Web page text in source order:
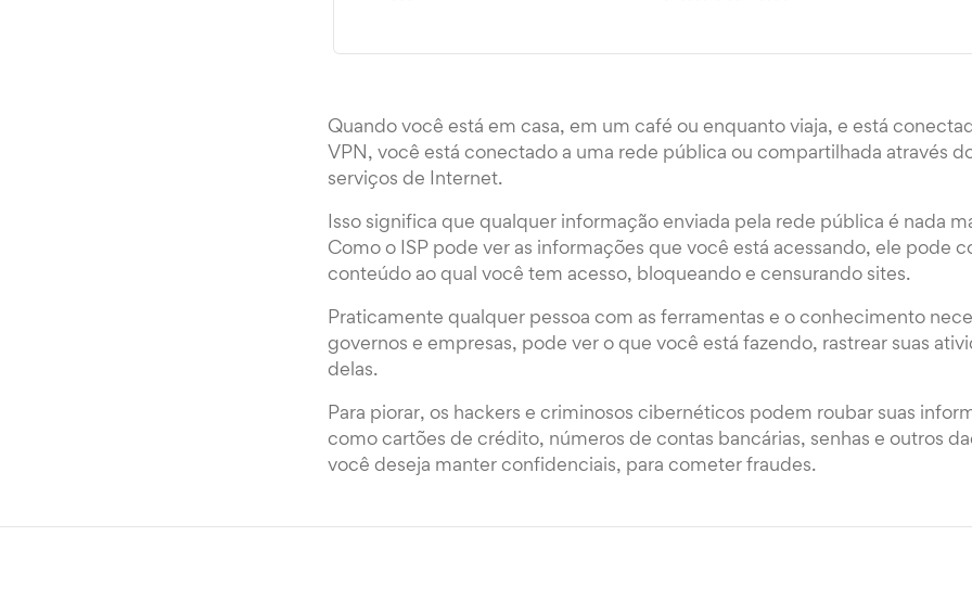
Quando você está em casa, em um café ou enquanto viaja, e está
VPN, você está conectado a uma rede pública ou compartilhada através
serviços de Internet.
Isso significa que qualquer informação enviada pela rede pública é nada
Como o ISP pode ver as informações que você está acessando, ele pode
conteúdo ao qual você tem acesso, bloqueando e censurando sites.
Praticamente qualquer pessoa com as ferramentas e o conhecimento
governos e empresas, pode ver o que você está fazendo, rastrear suas
delas.
Para piorar, os hackers e criminosos cibernéticos podem roubar suas
como cartões de crédito, números de contas bancárias, senhas e outros
você deseja manter confidenciais, para cometer fraudes.